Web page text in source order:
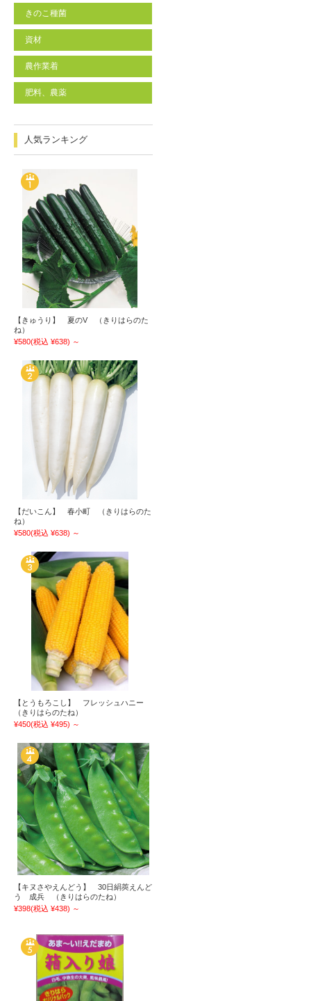
きのこ種菌
資材
農作業着
肥料、農薬
人気ランキング
【きゅうり】 夏のV （きりはらのた
ね）
¥580(税込 ¥638) ～
【だいこん】 春小町 （きりはらのた
ね）
¥580(税込 ¥638) ～
【とうもろこし】 フレッシュハニー
（きりはらのたね）
¥450(税込 ¥495) ～
【キヌさやえんどう】 30日絹莢えんど
う 成兵 （きりはらのたね）
¥398(税込 ¥438) ～